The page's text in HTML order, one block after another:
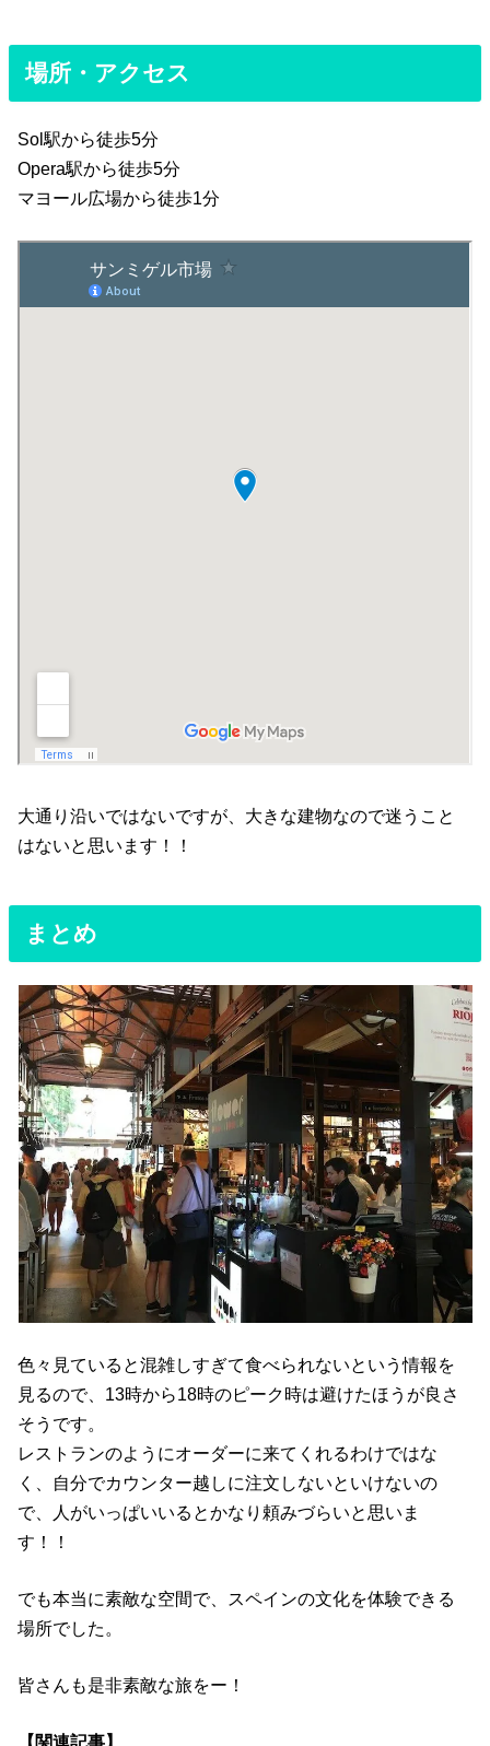
場所・アクセス
Sol駅から徒歩5分
Opera駅から徒歩5分
マヨール広場から徒歩1分
大通り沿いではないですが、大きな建物なので迷うこと
はないと思います！！
まとめ
色々見ていると混雑しすぎて食べられないという情報を
見るので、13時から18時のピーク時は避けたほうが良さ
そうです。
レストランのようにオーダーに来てくれるわけではな
く、自分でカウンター越しに注文しないといけないの
で、人がいっぱいいるとかなり頼みづらいと思いま
す！！
でも本当に素敵な空間で、スペインの文化を体験できる
場所でした。
皆さんも是非素敵な旅をー！
【関連記事】